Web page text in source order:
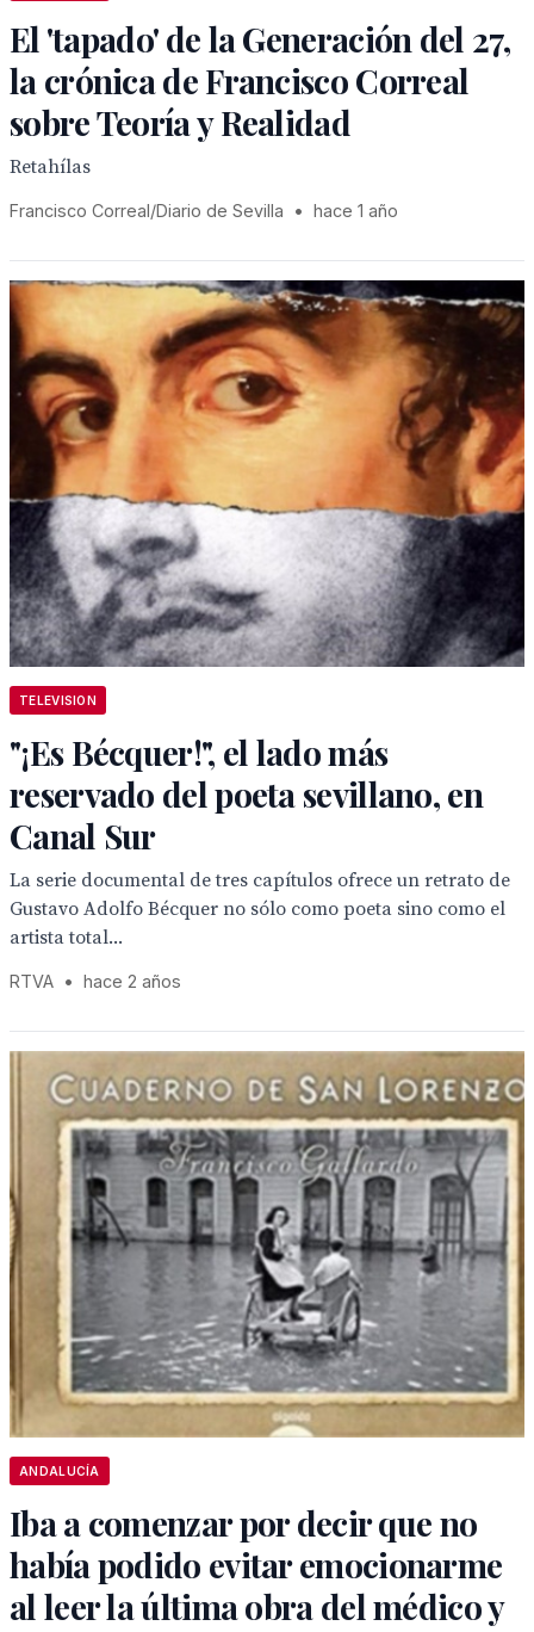
El 'tapado' de la Generación del 27,
la crónica de Francisco Correal
sobre Teoría y Realidad
Retahílas
Francisco Correal/Diario de Sevilla • hace 1 año
TELEVISION
"¡Es Bécquer!", el lado más
reservado del poeta sevillano, en
Canal Sur
La serie documental de tres capítulos ofrece un retrato de
Gustavo Adolfo Bécquer no sólo como poeta sino como el
artista total...
RTVA • hace 2 años
ANDALUCÍA
Iba a comenzar por decir que no
había podido evitar emocionarme
al leer la última obra del médico y